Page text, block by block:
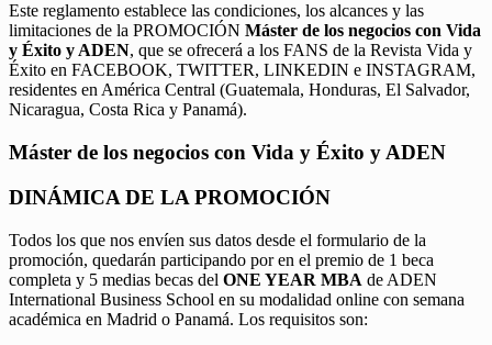
Este reglamento establece las condiciones, los alcances y las
limitaciones de la PROMOCIÓN Máster de los negocios con Vida
y Éxito y ADEN, que se ofrecerá a los FANS de la Revista Vida y
Éxito en FACEBOOK, TWITTER, LINKEDIN e INSTAGRAM,
residentes en América Central (Guatemala, Honduras, El Salvador,
Nicaragua, Costa Rica y Panamá).
Máster de los negocios con Vida y Éxito y ADEN
DINÁMICA DE LA PROMOCIÓN
Todos los que nos envíen sus datos desde el formulario de la
promoción, quedarán participando por en el premio de 1 beca
completa y 5 medias becas del ONE YEAR MBA de ADEN
International Business School en su modalidad online con semana
académica en Madrid o Panamá. Los requisitos son: